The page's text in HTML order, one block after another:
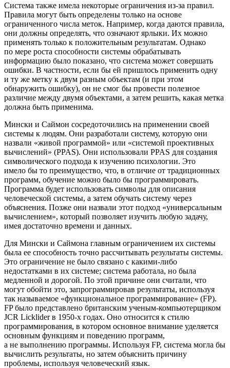
Система также имела некоторые ограничения из-за правил.
Правила могут быть определены только на основе
ограниченного числа меток. Например, когда даются правила,
они должны определять, что означают ярлыки. Их можно
применять только к положительным результатам. Однако
по мере роста способности системы обрабатывать
информацию было показано, что система может совершать
ошибки. В частности, если бы ей пришлось применить одну
и ту же метку к двум разным объектам (и при этом
обнаружить ошибку), он не смог бы провести полезное
различие между двумя объектами, а затем решить, какая метка
должна быть применима.
Мински и Саймон сосредоточились на применении своей
системы к людям. Они разработали систему, которую они
назвали «живой программой» или «системой проективных
вычислений» (PPAS). Они использовали PPAS для создания
символического подхода к изучению психологии. Это
имело бы то преимущество, что, в отличие от традиционных
программ, обучение можно было бы программировать.
Программа будет использовать символы для описания
человеческой системы, а затем обучать систему через
объяснения. Позже они назвали этот подход «универсальным
вычислением», который позволяет изучить любую задачу,
имея достаточно времени и данных.
Для Мински и Саймона главным ограничением их системы
была ее способность точно рассчитывать результаты системы.
Это ограничение не было связано с какими-либо
недостатками в их системе; система работала, но была
медленной и дорогой. По этой причине они считали, что
могут обойти это, запрограммировав результаты, используя
так называемое «функциональное программирование» (FP).
FP было представлено британским ученым-компьютерщиком
JCR Licklider в 1950-х годах. Оно относится к стилю
программирования, в котором основное внимание уделяется
основным функциям и поведению программ,
а не выполнению программы. Используя FP, система могла бы
вычислить результаты, но затем объяснить причину
проблемы, используя человеческий язык.